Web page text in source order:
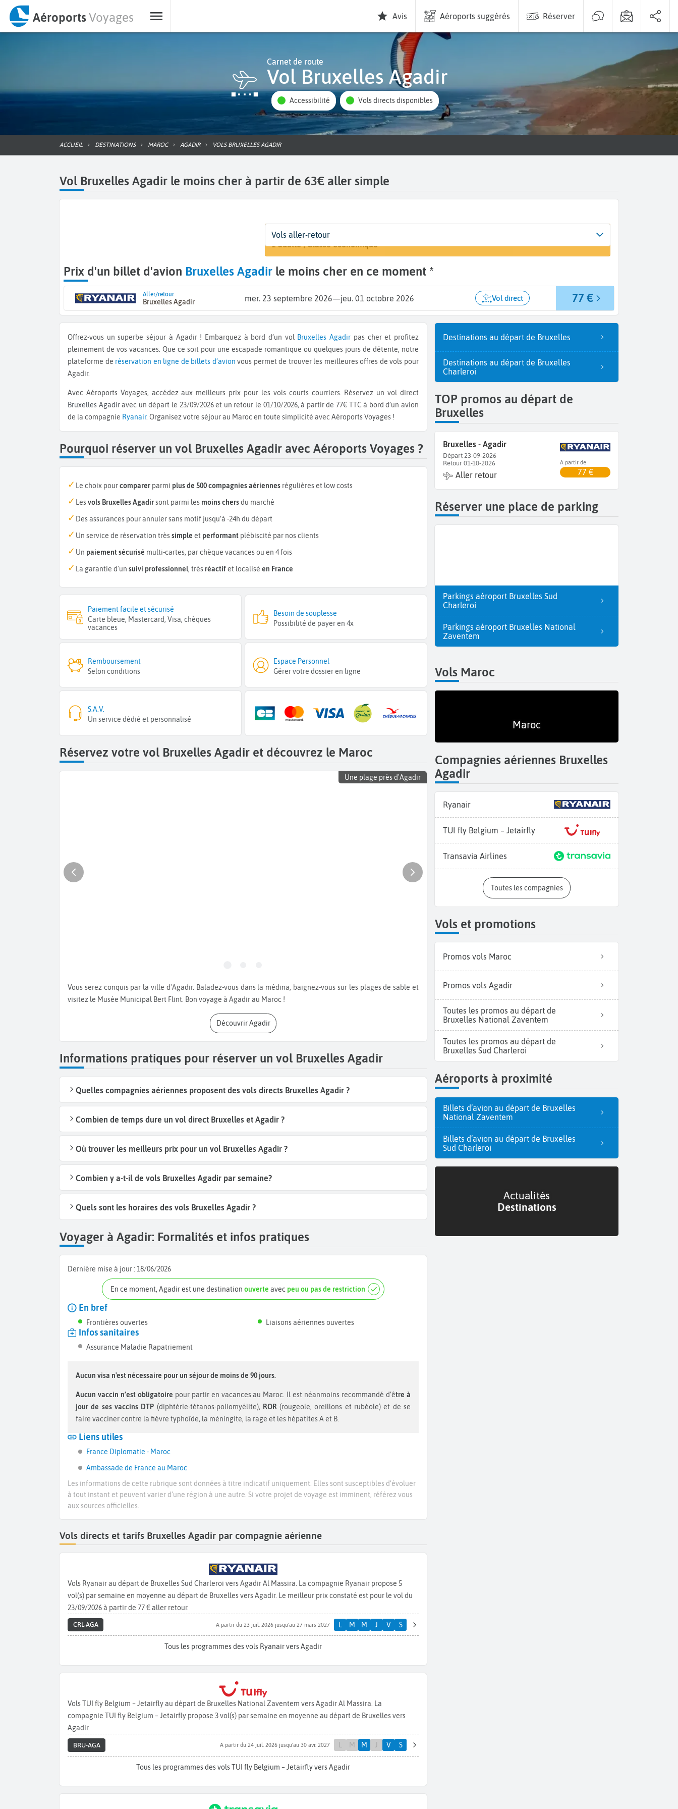
AéroportsVoyages Avis Aéroports suggérés Réserver
Carnet de route
Vol Bruxelles Agadir
Accessibilité Vols directs disponibles
ACCUEIL DESTINATIONS MAROC AGADIR VOLS BRUXELLES AGADIR
Vol Bruxelles Agadir le moins cher à partir de 63€ aller simple
Départ
Bruxelles (BRU) Agadir (AGA)
Dates
23 sept. - 1 oct.
Voyageurs | Classe
1 adulte | Classe économique
Vols aller-retour
Prix d'un billet d'avion Bruxelles Agadir le moins cher en ce moment *
Aller/retour
Bruxelles Agadir mer. 23 septembre 2026—jeu. 01 octobre 2026 Vol direct 77 €
Offrez-vous un superbe séjour à Agadir ! Embarquez à bord d’un vol Bruxelles Agadir pas cher et profitez
pleinement de vos vacances. Que ce soit pour une escapade romantique ou quelques jours de détente, notre
plateforme de réservation en ligne de billets d’avion vous permet de trouver les meilleures offres de vols pour
Agadir.
Avec Aéroports Voyages, accédez aux meilleurs prix pour les vols courts courriers. Réservez un vol direct
Bruxelles Agadiravec un départ le 23/09/2026 et un retour le 01/10/2026, à partir de 77€ TTC à bord d’un avion
de la compagnie Ryanair. Organisez votre séjour au Maroc en toute simplicité avec Aéroports Voyages !
Pourquoi réserver un vol Bruxelles Agadir avec Aéroports Voyages ?
Le choix pourcomparer parmi plus de 500 compagnies aériennes régulières et low costs
Lesvols Bruxelles Agadirsont parmi les moins chersdu marché
Des assurances pour annuler sans motif jusqu’à -24h du départ
Un service de réservation trèssimple et performant plébiscité par nos clients
Un paiement sécurisé multi-cartes, par chèque vacances ou en 4 fois
La garantie d'un suivi professionnel, très réactifet localisé en France
Paiement facile et sécurisé
Carte bleue, Mastercard, Visa, chèques
vacances
Besoin de souplesse
Possibilité de payer en 4x
Remboursement
Selon conditions
Espace Personnel
Gérer votre dossier en ligne
S.A.V.
Un service dédié et personnalisé
Réservez votre vol Bruxelles Agadir et découvrez le Maroc
Une plage près d'Agadir
Vous serez conquis par la ville d'Agadir. Baladez-vous dans la médina, baignez-vous sur les plages de sable et
visitez le Musée Municipal Bert Flint. Bon voyage à Agadir au Maroc !
Découvrir Agadir
Informations pratiques pour réserver un vol Bruxelles Agadir
Quelles compagnies aériennes proposent des vols directs Bruxelles Agadir ?
Combien de temps dure un vol direct Bruxelles et Agadir ?
Où trouver les meilleurs prix pour un vol Bruxelles Agadir ?
Combien y a-t-il de vols Bruxelles Agadir par semaine?
Quels sont les horaires des vols Bruxelles Agadir ?
Voyager à Agadir: Formalités et infos pratiques
Dernière mise à jour : 18/06/2026
En ce moment, Agadir est une destinationouverte avec peu ou pas de restriction
En bref
Frontières ouvertes Liaisons aériennes ouvertes
Infos sanitaires
Assurance Maladie Rapatriement
Aucun visa n'est nécessaire pour un séjour de moins de 90 jours.
Aucun vaccin n’est obligatoire pour partir en vacances au Maroc. Il est néanmoins recommandé d’être à
jour de ses vaccins DTP (diphtérie-tétanos-poliomyélite), ROR(rougeole, oreillons et rubéole) et de se
faire vacciner contre la fièvre typhoïde, la méningite, la rage et les hépatites A et B.
Liens utiles
France Diplomatie - Maroc
Ambassade de France au Maroc
Les informations de cette rubrique sont données à titre indicatif uniquement. Elles sont susceptibles d’évoluer
à tout instant et peuvent varier d’une région à une autre. Si votre projet de voyage est imminent, référez vous
aux sources officielles.
Vols directs et tarifs Bruxelles Agadir par compagnie aérienne
Vols Ryanair au départ de Bruxelles Sud Charleroi vers Agadir Al Massira. La compagnie Ryanair propose 5
vol(s) par semaine en moyenne au départ de Bruxelles vers Agadir. Le meilleur prix constaté est pour le vol du
23/09/2026 à partir de 77 € aller retour.
CRL-AGA A partir du 23 juil. 2026 jusqu'au 27 mars 2027 L M M J V S
Tous les programmes des vols Ryanair vers Agadir
Vols TUI fly Belgium – Jetairfly au départ de Bruxelles National Zaventem vers Agadir Al Massira. La
compagnie TUI fly Belgium – Jetairfly propose 3 vol(s) par semaine en moyenne au départ de Bruxelles vers
Agadir.
BRU-AGA A partir du 24 juil. 2026 jusqu'au 30 avr. 2027 L M M J V S
Tous les programmes des vols TUI fly Belgium – Jetairfly vers Agadir
Destinations au départ de Bruxelles
Destinations au départ de Bruxelles
Charleroi
TOP promos au départ de
Bruxelles
Bruxelles - Agadir
Départ 23-09-2026
Retour 01-10-2026
Aller retour
A partir de
77 €
Réserver une place de parking
Parkings aéroport Bruxelles Sud
Charleroi
Parkings aéroport Bruxelles National
Zaventem
Vols Maroc
Maroc
Compagnies aériennes Bruxelles
Agadir
Ryanair
TUI fly Belgium – Jetairfly
Transavia Airlines
Toutes les compagnies
Vols et promotions
Promos vols Maroc
Promos vols Agadir
Toutes les promos au départ de
Bruxelles National Zaventem
Toutes les promos au départ de
Bruxelles Sud Charleroi
Aéroports à proximité
Billets d’avion au départ de Bruxelles
National Zaventem
Billets d’avion au départ de Bruxelles
Sud Charleroi
Actualités
Destinations